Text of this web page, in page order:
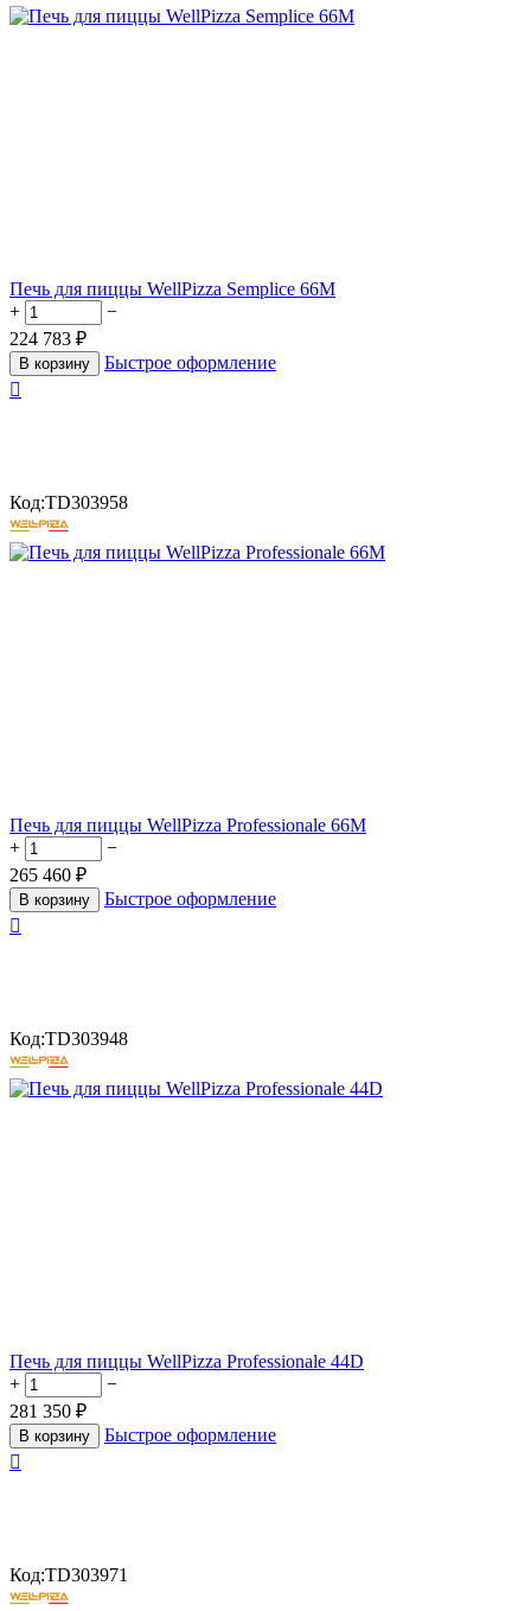
Печь для пиццы WellPizza Semplice 66M
+
−
224 783 ₽
В корзину
Быстрое оформление

Код:TD303958
Печь для пиццы WellPizza Professionale 66M
+
−
265 460 ₽
В корзину
Быстрое оформление

Код:TD303948
Печь для пиццы WellPizza Professionale 44D
+
−
281 350 ₽
В корзину
Быстрое оформление

Код:TD303971